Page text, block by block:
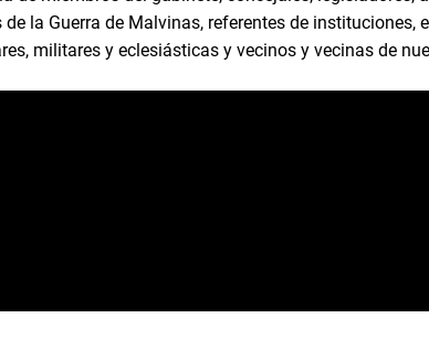
la Guerra de Malvinas, referentes de instituciones,
militares y eclesiásticas y vecinos y vecinas de